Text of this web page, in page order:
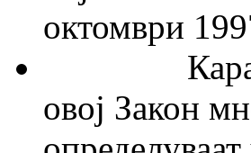
октомври
овој Закон